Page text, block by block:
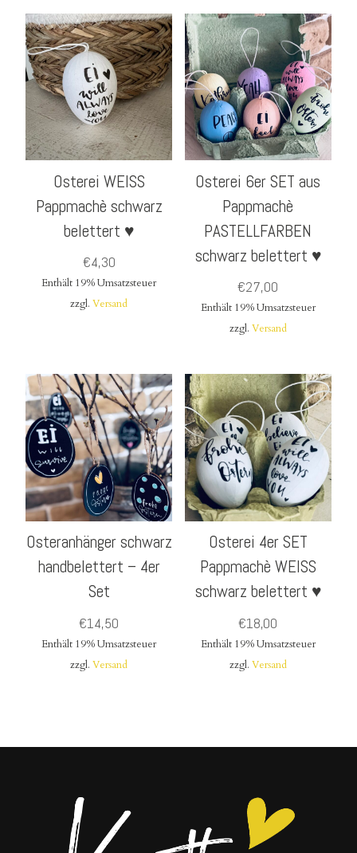
Osterei WEISS
Pappmachè schwarz
belettert ♥
€4,30
Enthält 19% Umsatzsteuer
zzgl.Versand
Osterei 6er SET aus
Pappmachè
PASTELLFARBEN
schwarz belettert ♥
€27,00
Enthält 19% Umsatzsteuer
zzgl. Versand
Osteranhänger schwarz
handbelettert – 4er
Set
€14,50
Enthält 19% Umsatzsteuer
zzgl.Versand
Osterei 4er SET
Pappmachè WEISS
schwarz belettert ♥
€18,00
Enthält 19% Umsatzsteuer
zzgl. Versand